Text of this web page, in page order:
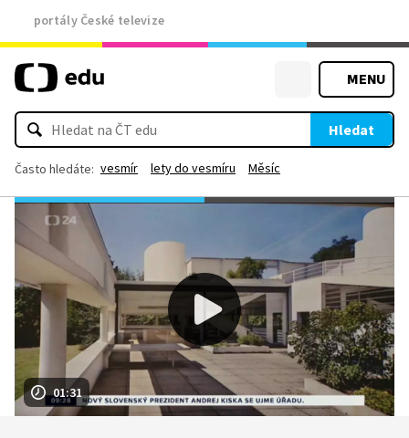
portály České televize
MENU
Hledat
Často hledáte: vesmír lety do vesmíru Měsíc
01:31